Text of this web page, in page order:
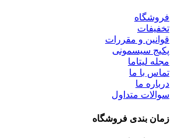
فروشگاه
تخفیفات
قوانین و مقررات
پکیج سیسمونی
مجله لیتاما
تماس با ما
درباره ما
سوالات متداول
زمان بندی فروشگاه